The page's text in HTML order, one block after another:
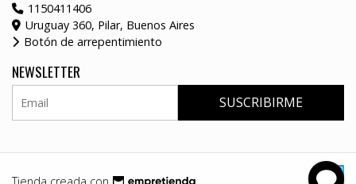
1150411406
Uruguay 360, Pilar, Buenos Aires
Botón de arrepentimiento
NEWSLETTER
SUSCRIBIRME
Tienda creada con